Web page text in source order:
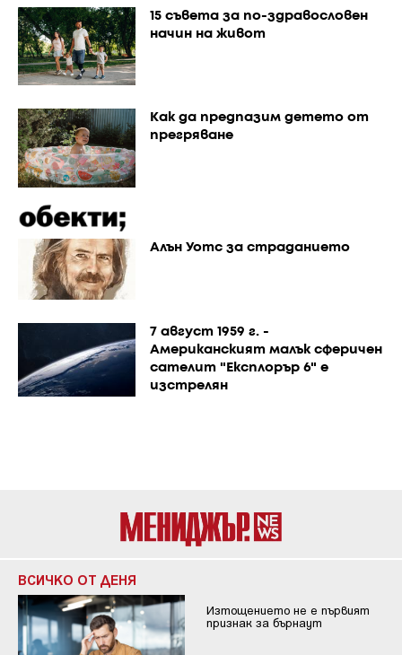
15 съвета за по-здравословен
начин на живот
Как да предпазим детето от
прегряване
Алън Уотс за страданието
7 август 1959 г. -
Американският малък сферичен
сателит "Експлорър 6" е
изстрелян
ВСИЧКО ОТ ДЕНЯ
Изтощението не е първият
признак за бърнаут